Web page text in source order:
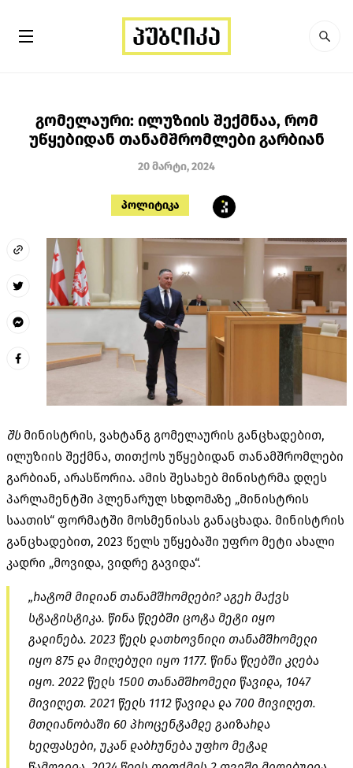
გომელაური: ილუზიის შექმნაა, რომ
უწყებიდან თანამშრომლები გარბიან
20 მარტი, 2024
პოლიტიკა
შს მინისტრის, ვახტანგ გომელაურის განცხადებით,
ილუზიის შექმნა, თითქოს უწყებიდან თანამშრომლები
გარბიან, არასწორია. ამის შესახებ მინისტრმა დღეს
პარლამენტში პლენარულ სხდომაზე „მინისტრის
საათის“ ფორმატში მოსმენისას განაცხადა. მინისტრის
განცხადებით, 2023 წელს უწყებაში უფრო მეტი ახალი
კადრი „მოვიდა, ვიდრე გავიდა“.
„რატომ მიდიან თანამშრომლები? აგერ მაქვს
სტატისტიკა. წინა წლებში ცოტა მეტი იყო
გადინება. 2023 წელს დათხოვნილი თანამშრომელი
იყო 875 და მიღებული იყო 1177. წინა წლებში კლება
იყო. 2022 წელს 1500 თანამშრომელი წავიდა, 1047
მივიღეთ. 2021 წელს 1112 წავიდა და 700 მივიღეთ.
მთლიანობაში 60 პროცენტამდე გაიზარდა
ხელფასები, უკან დაბრუნება უფრო მეტად